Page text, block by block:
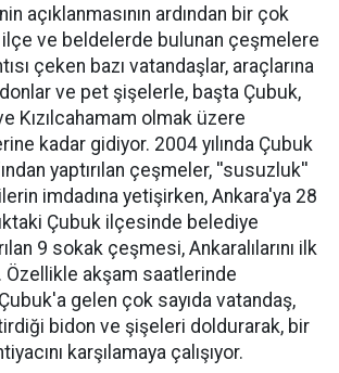
açıklanmasının ardından bir çok
ve beldelerde bulunan çeşmelere
çeken bazı vatandaşlar, araçlarına
ve pet şişelerle, başta Çubuk,
Kızılcahamam olmak üzere
kadar gidiyor. 2004 yılında Çubuk
yaptırılan çeşmeler, ''susuzluk''
imdadına yetişirken, Ankara'ya 28
Çubuk ilçesinde belediye
9 sokak çeşmesi, Ankaralılarını ilk
Özellikle akşam saatlerinde
gelen çok sayıda vatandaş,
bidon ve şişeleri doldurarak, bir
karşılamaya çalışıyor.